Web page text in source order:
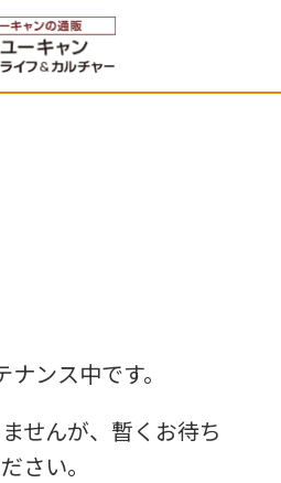
ンス中です。
せんが、暫くお待ち
さい。